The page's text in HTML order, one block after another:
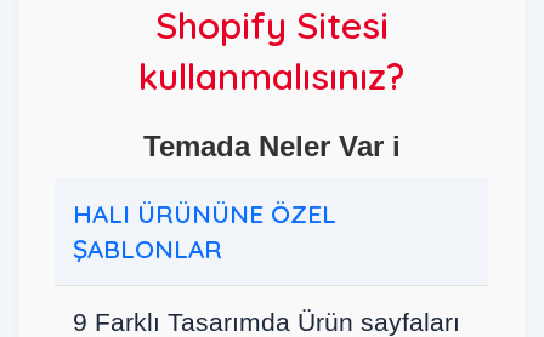
Shopify Sitesi
kullanmalısınız?
Temada Neler Var i
HALI ÜRÜNÜNE ÖZEL
ŞABLONLAR
9 Farklı Tasarımda Ürün sayfaları